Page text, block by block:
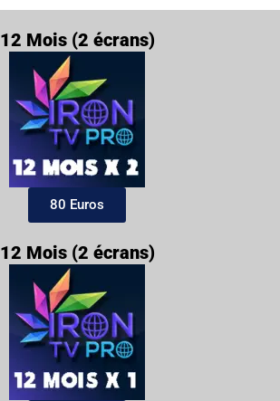
12 Mois (2 écrans)
80 Euros
12 Mois (2 écrans)